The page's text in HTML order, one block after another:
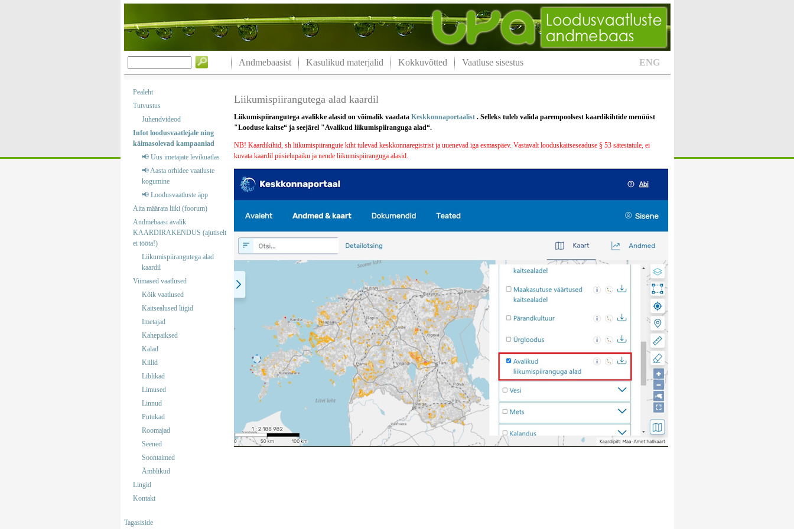
ENG
Andmebaasist Kasulikud materjalid Kokkuvõtted Vaatluse sisestus
Pealeht
Tutvustus
Juhendvideod
Infot loodusvaatlejale ning
käimasolevad kampaaniad
📢 Uus imetajate levikuatlas
📢 Aasta orhidee vaatluste
kogumine
📢 Loodusvaatluste äpp
Aita määrata liiki (foorum)
Andmebaasi avalik
KAARDIRAKENDUS (ajutiselt
ei tööta!)
Liikumispiirangutega alad
kaardil
Viimased vaatlused
Kõik vaatlused
Kaitsealused liigid
Imetajad
Kahepaiksed
Kalad
Kiilid
Liblikad
Limused
Linnud
Putukad
Roomajad
Seened
Soontaimed
Ämblikud
Lingid
Kontakt
Tagasiside
Liikumispiirangutega alad kaardil
Liikumispiirangutega avalikke alasid on võimalik vaadata Keskkonnaportaalist. Selleks tuleb valida parempoolsest kaardikihtide menüüst
"Looduse kaitse“ ja seejärel "Avalikud liikumispiiranguga alad“.
NB! Kaardikihid, sh liikumispiirangute kiht tulevad keskkonnaregistrist ja uuenevad iga esmaspäev. Vastavalt looduskaitseseaduse § 53 sätestatule, ei
kuvata kaardil püsielupaiku ja nende liikumispiiranguga alasid.